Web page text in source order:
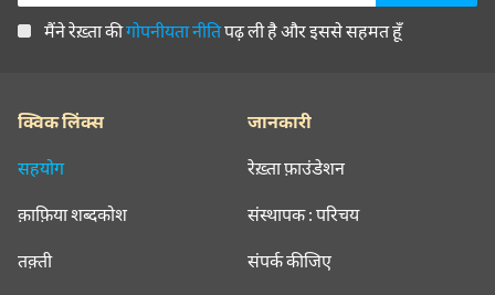
मैंने रेख़्ता कीगोपनीयता नीतिपढ़ ली है और इससे सहमत हूँ
क्विक लिंक्स
सहयोग
क़ाफ़िया शब्दकोश
तक़्ती
जानकारी
रेख़्ता फ़ाउंडेशन
संस्थापक : परिचय
संपर्क कीजिए